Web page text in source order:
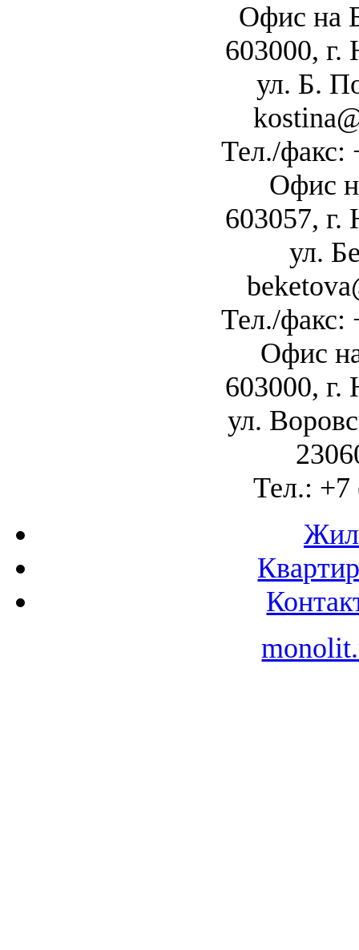
Офис на
603000,
ул. Б.
Тел./факс:
Офис
603057,
ул.
Тел./факс:
Офис
603000,
ул.
Тел.: +7